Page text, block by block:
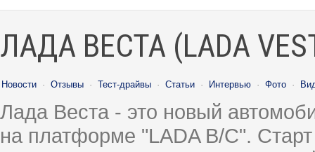
ЛАДА ВЕСТА (LADA
Новости · Отзывы · Тест-драйвы · Статьи · Интервью · Фото ·
Лада Веста - это новый
на платформе "LADA B/C".